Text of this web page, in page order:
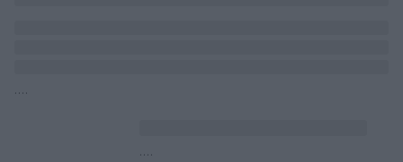
....
....